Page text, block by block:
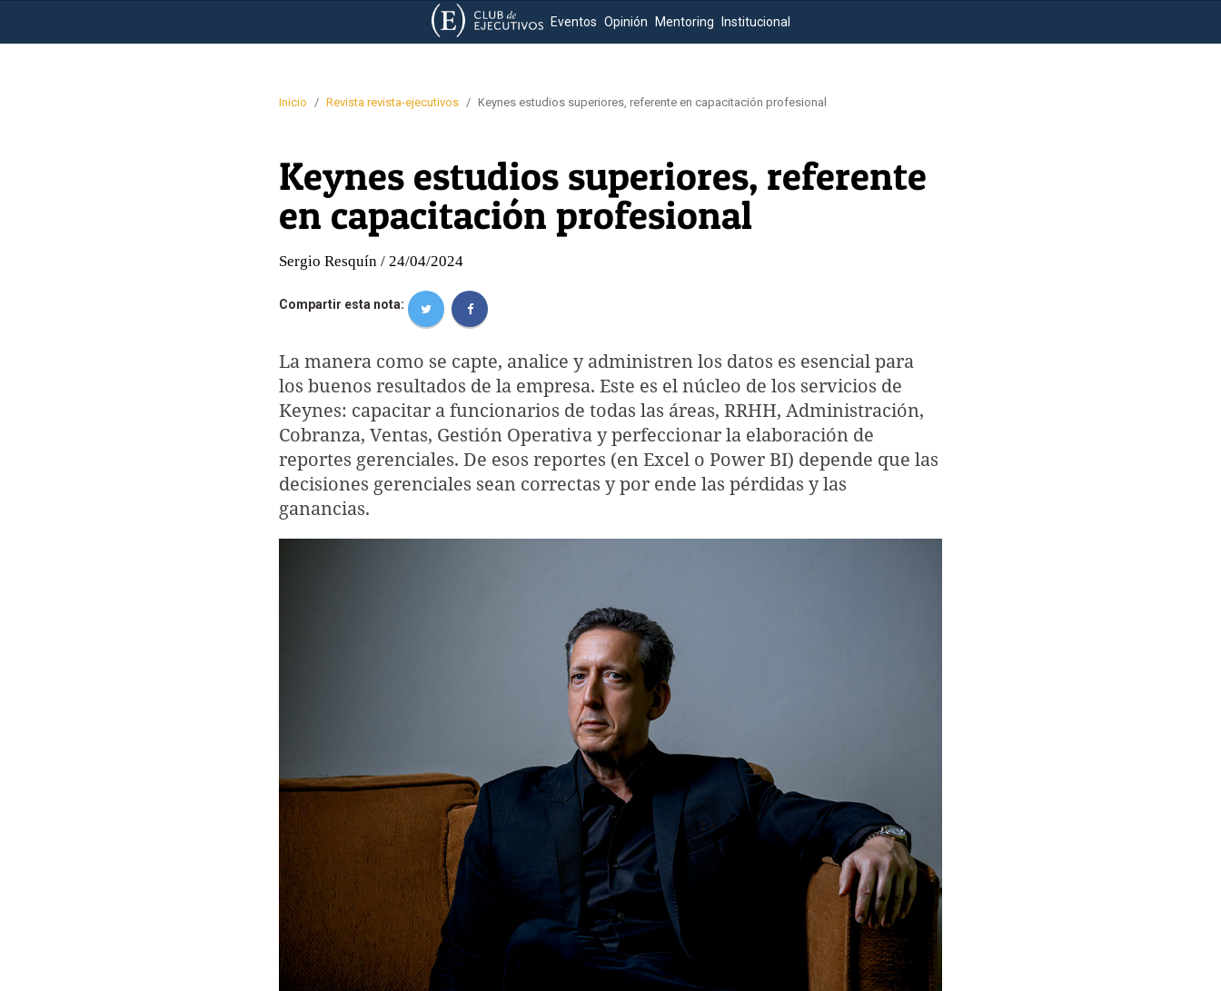
Eventos Opinión Mentoring Institucional
Inicio / Revista revista-ejecutivos / Keynes estudios superiores, referente en capacitación profesional
Keynes estudios superiores, referente
en capacitación profesional
Sergio Resquín / 24/04/2024
Compartir esta nota:
La manera como se capte, analice y administren los datos es esencial para
los buenos resultados de la empresa. Este es el núcleo de los servicios de
Keynes: capacitar a funcionarios de todas las áreas, RRHH, Administración,
Cobranza, Ventas, Gestión Operativa y perfeccionar la elaboración de
reportes gerenciales. De esos reportes (en Excel o Power BI) depende que las
decisiones gerenciales sean correctas y por ende las pérdidas y las
ganancias.